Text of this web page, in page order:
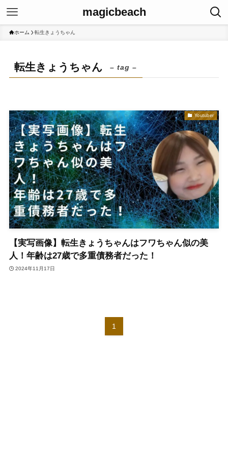
magicbeach
ホーム 転生きょうちゃん
転生きょうちゃん – tag –
Youtuber
【実写画像】転生きょうちゃんはフワちゃん似の美
人！年齢は27歳で多重債務者だった！
2024年11月17日
1